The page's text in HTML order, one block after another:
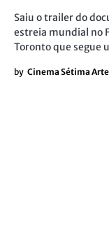
Saiu o trailer do
estreia mundial no
Toronto que segue
by Cinema Sétima Arte